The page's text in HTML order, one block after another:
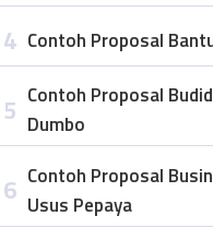
Contoh Proposal
Contoh Proposal
Dumbo
Contoh Proposal
Usus Pepaya